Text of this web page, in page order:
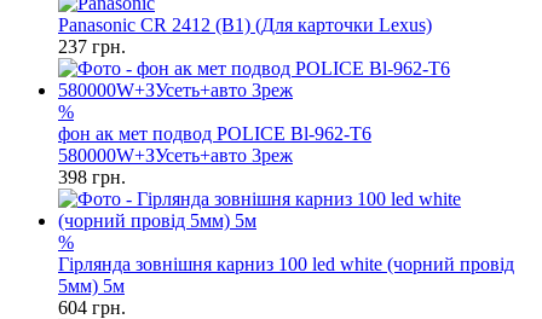
Panasonic CR 2412 (B1) (Для карточки Lexus)
237 грн.
%
фон ак мет подвод POLICE Bl-962-T6
580000W+ЗУсеть+авто 3реж
398 грн.
%
Гірлянда зовнішня карниз 100 led white (чорний провід
5мм) 5м
604 грн.